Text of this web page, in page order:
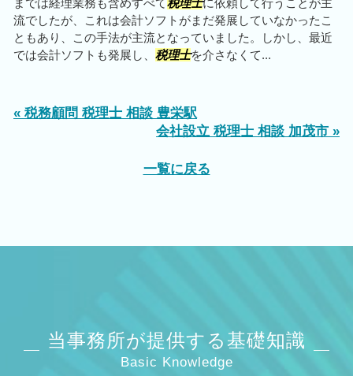
流でしたが、これは会計ソフトがまだ発展していなかったこ
ともあり、この手法が主流となっていました。しかし、最近
では会計ソフトも発展し、 税理士を介さなくて...
« 税務顧問 税理士 相談 豊栄駅
会社設立 税理士 相談 加茂市 »
一覧に戻る
当事務所が提供する基礎知識
Basic Knowledge